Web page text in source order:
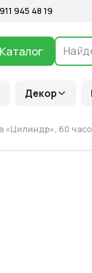
Декор
Каталог
945 48 19
«Цилиндр», 60